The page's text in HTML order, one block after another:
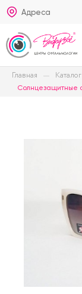
Адреса
Главная Каталог
Солнцезащитные